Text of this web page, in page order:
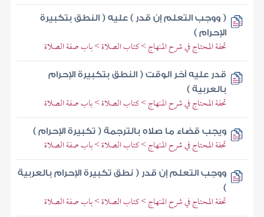
( ووجب التعلم إن قدر ) عليه ( النطق بتكبيرة
الإحرام )
تحفة المحتاج في شرح المنهاج > كتاب الصلاة > باب صفة الصلاة
قدر عليه آخر الوقت ( النطق بتكبيرة الإحرام
بالعربية )
تحفة المحتاج في شرح المنهاج > كتاب الصلاة > باب صفة الصلاة
ويجب قضاء ما صلاه بالترجمة ( تكبيرة الإحرام )
تحفة المحتاج في شرح المنهاج > كتاب الصلاة > باب صفة الصلاة
ووجب التعلم إن قدر ( نطق تكبيرة الإحرام بالعربية
)
تحفة المحتاج في شرح المنهاج > كتاب الصلاة > باب صفة الصلاة